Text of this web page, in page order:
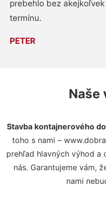
prebehlo bez
termínu.
PETER
Naše
Stavba kontajnerového
toho s nami –
prehľad hlavných výhod a
nás. Garantujeme vám,
nami